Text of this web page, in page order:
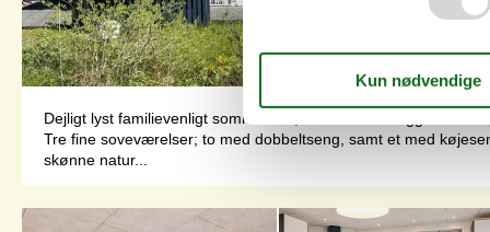
Dejligt lyst familievenligt sommerhus, naturskønt beliggende
Tre fine soveværelser; to med dobbeltseng, samt et med
skønne natur...